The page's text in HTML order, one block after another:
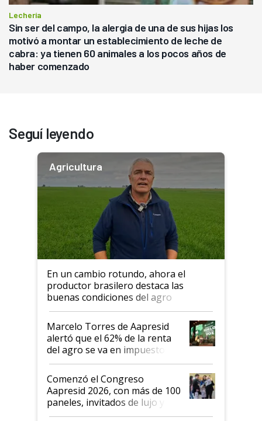
Lechería
Sin ser del campo, la alergia de una de sus hijas los
motivó a montar un establecimiento de leche de
cabra: ya tienen 60 animales a los pocos años de
haber comenzado
Seguí leyendo
Agricultura
En un cambio rotundo, ahora el
productor brasilero destaca las
buenas condiciones del agro
argentino para invertir: "Los veo
más motivados"
Marcelo Torres de Aapresid
alertó que el 62% de la renta
del agro se va en impuestos:
"No es bueno que en
Argentina se sigan discutiendo
las mismas cosas de hace 50
años"
Comenzó el Congreso
Aapresid 2026, con más de 100
paneles, invitados de lujo y
todas las tendencias